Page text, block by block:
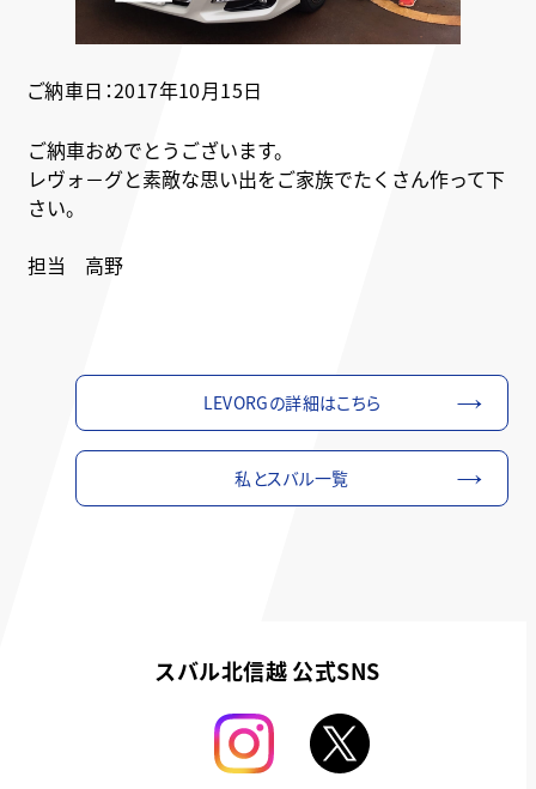
ご納車日：2017年10月15日
ご納車おめでとうございます。
レヴォ－グと素敵な思い出をご家族でたくさん作って下
さい。
担当 高野
LEVORGの詳細はこちら
私とスバル一覧
スバル北信越 公式SNS